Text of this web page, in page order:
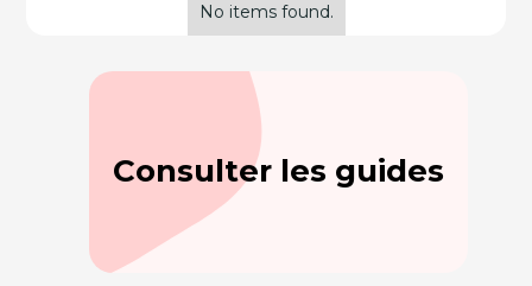
No items found.
Consulter les guides